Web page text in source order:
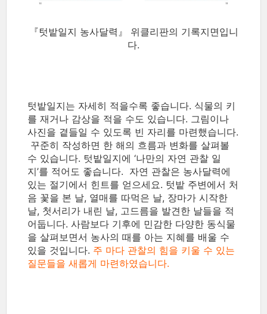
『텃밭일지 농사달력』 위클리판의 기록지면입니
다.
텃밭일지는 자세히 적을수록 좋습니다. 식물의 키
를 재거나 감상을 적을 수도 있습니다. 그림이나
사진을 곁들일 수 있도록 빈 자리를 마련했습니다.
꾸준히 작성하면 한 해의 흐름과 변화를 살펴볼
수 있습니다. 텃밭일지에 ‘나만의 자연 관찰 일
지’를 적어도 좋습니다. 자연 관찰은 농사달력에
있는 절기에서 힌트를 얻으세요. 텃밭 주변에서 처
음 꽃을 본 날, 열매를 따먹은 날, 장마가 시작한
날, 첫서리가 내린 날, 고드름을 발견한 날들을 적
어둡니다. 사람보다 기후에 민감한 다양한 동식물
을 살펴보면서 농사의 때를 아는 지혜를 배울 수
있을 것입니다. 주 마다 관찰의 힘을 키울 수 있는
질문들을 새롭게 마련하였습니다.